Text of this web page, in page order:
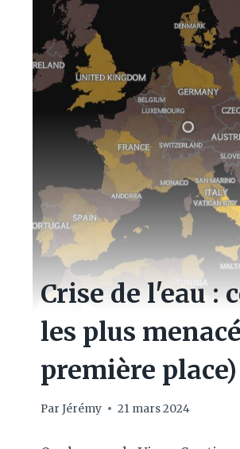
Crise de l'eau :
les plus
première place)
Par Jérémy 21 mars 2024